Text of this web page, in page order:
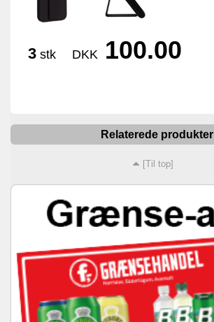
3 stk DKK 100.00
Relaterede produkter
[Til top]